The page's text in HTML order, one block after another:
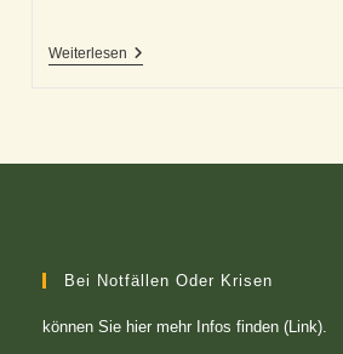
WeiterlesenStimmigkeit
Und
Bei Notfällen Oder Krisen
können Sie hier mehr Infos finden (Link).